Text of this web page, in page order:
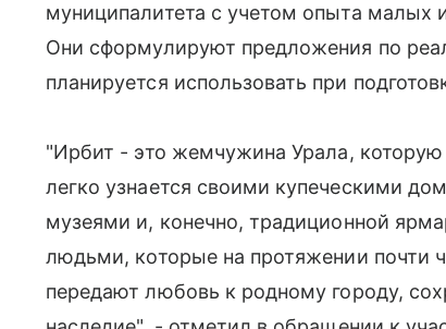
муниципалитета с учетом опыта малых
Они сформулируют предложения по
планируется использовать при
"Ирбит - это жемчужина Урала,
легко узнается своими купеческими
музеями и, конечно, традиционной
людьми, которые на протяжении почти
передают любовь к родному городу,